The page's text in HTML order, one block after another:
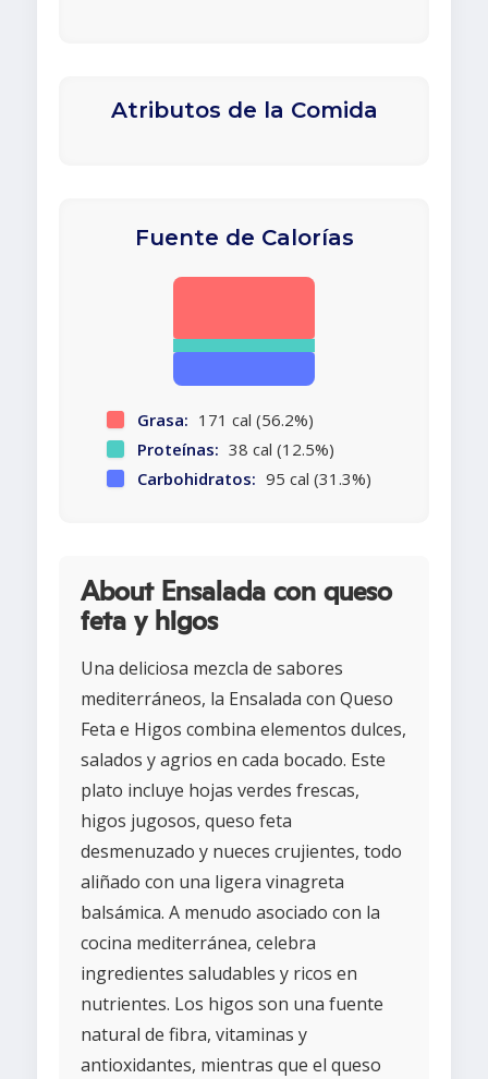
Atributos de la Comida
Fuente de Calorías
Grasa: 171 cal (56.2%)
Proteínas: 38 cal (12.5%)
Carbohidratos: 95 cal (31.3%)
About Ensalada con queso
feta y higos
Una deliciosa mezcla de sabores
mediterráneos, la Ensalada con Queso
Feta e Higos combina elementos dulces,
salados y agrios en cada bocado. Este
plato incluye hojas verdes frescas,
higos jugosos, queso feta
desmenuzado y nueces crujientes, todo
aliñado con una ligera vinagreta
balsámica. A menudo asociado con la
cocina mediterránea, celebra
ingredientes saludables y ricos en
nutrientes. Los higos son una fuente
natural de fibra, vitaminas y
antioxidantes, mientras que el queso